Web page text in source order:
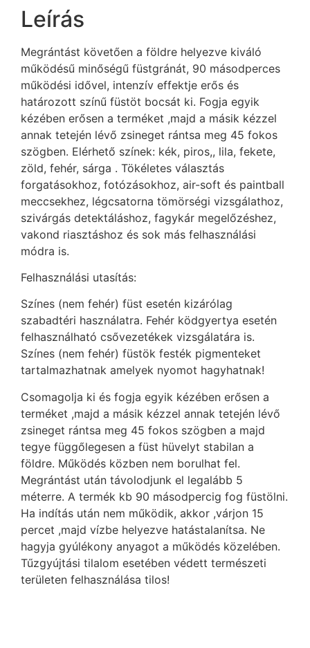
Leírás
Megrántást követően a földre helyezve kiváló
működésű minőségű füstgránát, 90 másodperces
működési idővel, intenzív effektje erős és
határozott színű füstöt bocsát ki. Fogja egyik
kézében erősen a terméket ,majd a másik kézzel
annak tetején lévő zsineget rántsa meg 45 fokos
szögben. Elérhető színek: kék, piros,, lila, fekete,
zöld, fehér, sárga . Tökéletes választás
forgatásokhoz, fotózásokhoz, air-soft és paintball
meccsekhez, légcsatorna tömörségi vizsgálathoz,
szivárgás detektáláshoz, fagykár megelőzéshez,
vakond riasztáshoz és sok más felhasználási
módra is.
Felhasználási utasítás:
Színes (nem fehér) füst esetén kizárólag
szabadtéri használatra. Fehér ködgyertya esetén
felhasználható csővezetékek vizsgálatára is.
Színes (nem fehér) füstök festék pigmenteket
tartalmazhatnak amelyek nyomot hagyhatnak!
Csomagolja ki és fogja egyik kézében erősen a
terméket ,majd a másik kézzel annak tetején lévő
zsineget rántsa meg 45 fokos szögben a majd
tegye függőlegesen a füst hüvelyt stabilan a
földre. Működés közben nem borulhat fel.
Megrántást után távolodjunk el legalább 5
méterre. A termék kb 90 másodpercig fog füstölni.
Ha indítás után nem működik, akkor ,várjon 15
percet ,majd vízbe helyezve hatástalanítsa. Ne
hagyja gyúlékony anyagot a működés közelében.
Tűzgyújtási tilalom esetében védett természeti
területen felhasználása tilos!